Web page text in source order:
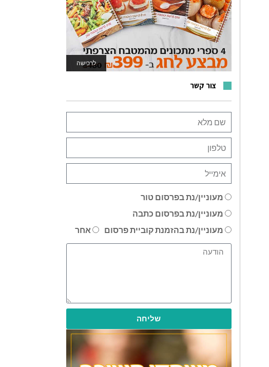
לרכישה
לאתר המשחקים
צור קשר
מעוניין/נת בפרסום טור
מעוניין/נת בפרסום כתבה
מעוניין/נת בהזמנת קוביית פרסום
אחר
שליחה